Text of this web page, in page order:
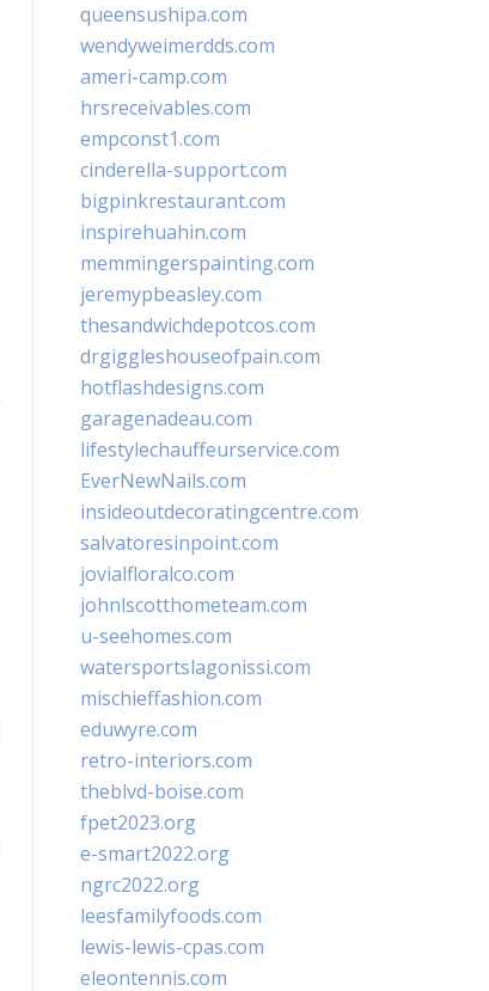
queensushipa.com
wendyweimerdds.com
ameri-camp.com
hrsreceivables.com
empconst1.com
cinderella-support.com
bigpinkrestaurant.com
inspirehuahin.com
memmingerspainting.com
jeremypbeasley.com
thesandwichdepotcos.com
drgiggleshouseofpain.com
hotflashdesigns.com
garagenadeau.com
lifestylechauffeurservice.com
EverNewNails.com
insideoutdecoratingcentre.com
salvatoresinpoint.com
jovialfloralco.com
johnlscotthometeam.com
u-seehomes.com
watersportslagonissi.com
mischieffashion.com
eduwyre.com
retro-interiors.com
theblvd-boise.com
fpet2023.org
e-smart2022.org
ngrc2022.org
leesfamilyfoods.com
lewis-lewis-cpas.com
eleontennis.com